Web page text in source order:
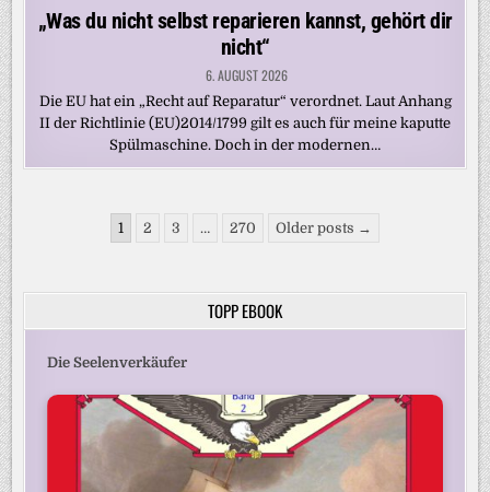
„Was du nicht selbst reparieren kannst, gehört dir
nicht“
6. AUGUST 2026
Die EU hat ein „Recht auf Reparatur“ verordnet. Laut Anhang
II der Richtlinie (EU)2014/1799 gilt es auch für meine kaputte
Spülmaschine. Doch in der modernen…
Seitennummerierung
Beiträge
1 2 3 … 270 Older posts →
TOPP EBOOK
Die Seelenverkäufer